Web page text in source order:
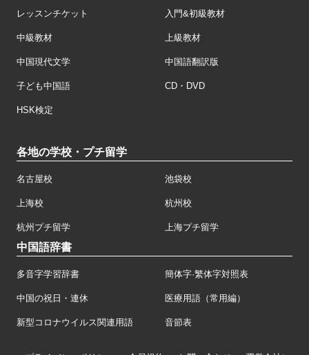
レッスンチケット 入門&初級教材
中級教材 上級教材
中国現代文学 中国語翻訳版
子ども中国語 CD・DVD
HSK検定
各地の学校・プチ留学
名古屋校 池袋校
上海校 杭州校
杭州プチ留学 上海プチ留学
中国語辞書
多音字学習辞書 簡体字·繁体字対照表
中国の祝日・連休 医療用語（常用編）
新型コロナウイルス関連用語 音節表